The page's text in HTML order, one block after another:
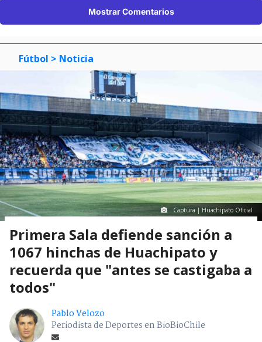
Mostrar Comentarios
Fútbol > Noticia
Captura | Huachipato Oficial
Primera Sala defiende sanción a
1067 hinchas de Huachipato y
recuerda que "antes se castigaba a
todos"
Pablo Velozo
Periodista de Deportes en BioBioChile